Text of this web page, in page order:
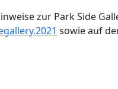
zur Park Side
sowie auf